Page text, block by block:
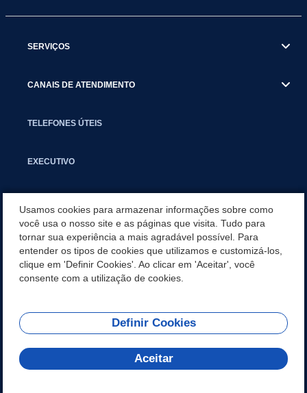
SERVIÇOS
CANAIS DE ATENDIMENTO
TELEFONES ÚTEIS
EXECUTIVO
APLICATIVO
SECRETARIAS
REDES SOCIAIS
Usamos cookies para armazenar informações sobre como
você usa o nosso site e as páginas que visita. Tudo para
tornar sua experiência a mais agradável possível. Para
entender os tipos de cookies que utilizamos e customizá-los,
clique em 'Definir Cookies'. Ao clicar em 'Aceitar', você
consente com a utilização de cookies.
Definir Cookies
Aceitar